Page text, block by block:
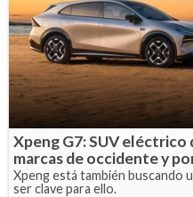
Xpeng G7: SUV eléctrico
marcas de occidente y
Xpeng está también buscando
ser clave para ello.